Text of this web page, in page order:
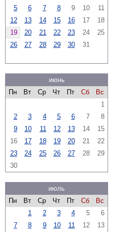
5
6 7 8 9 10
11
12
13 14 15 16 17
18
19
20 21 22 23 24
25
26
27 28 29 30 31
июнь
Пн
Вт Ср Чт Пт Сб
Вс
1
2
3 4 5 6 7
8
9
10 11 12 13 14
15
16
17 18 19 20 21
22
23
24 25 26 27 28
29
30
июль
Пн
Вт Ср Чт Пт Сб
Вс
1
2 3 4 5
6
7
8 9 10 11 12
13